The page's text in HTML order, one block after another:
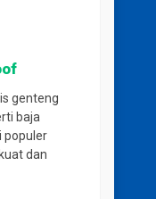
genteng
baja
populer
dan